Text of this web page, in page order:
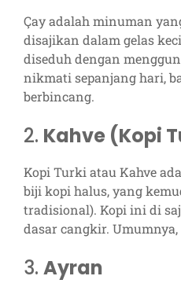
Çay adalah minuman
disajikan dalam gelas
diseduh dengan
nikmati sepanjang hari,
berbincang.
2. Kahve (Kopi
Kopi Turki atau Kahve
biji kopi halus, yang
tradisional). Kopi ini di
dasar cangkir.
3. Ayran